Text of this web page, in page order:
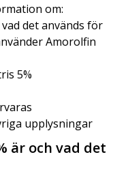
om:
det används för
Amorolfin
5%
upplysningar
är och vad det